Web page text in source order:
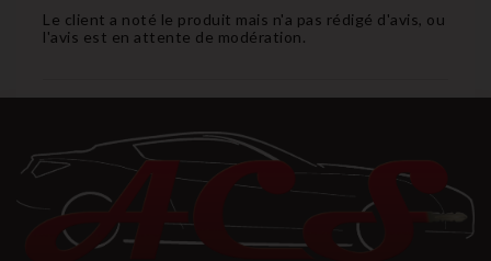
Le client a noté le produit mais n'a pas rédigé d'avis, ou
l'avis est en attente de modération.